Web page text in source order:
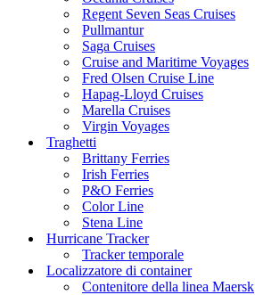
Regent Seven Seas Cruises
Pullmantur
Saga Cruises
Cruise and Maritime Voyages
Fred Olsen Cruise Line
Hapag-Lloyd Cruises
Marella Cruises
Virgin Voyages
Traghetti
Brittany Ferries
Irish Ferries
P&O Ferries
Color Line
Stena Line
Hurricane Tracker
Tracker temporale
Localizzatore di container
Contenitore della linea Maersk